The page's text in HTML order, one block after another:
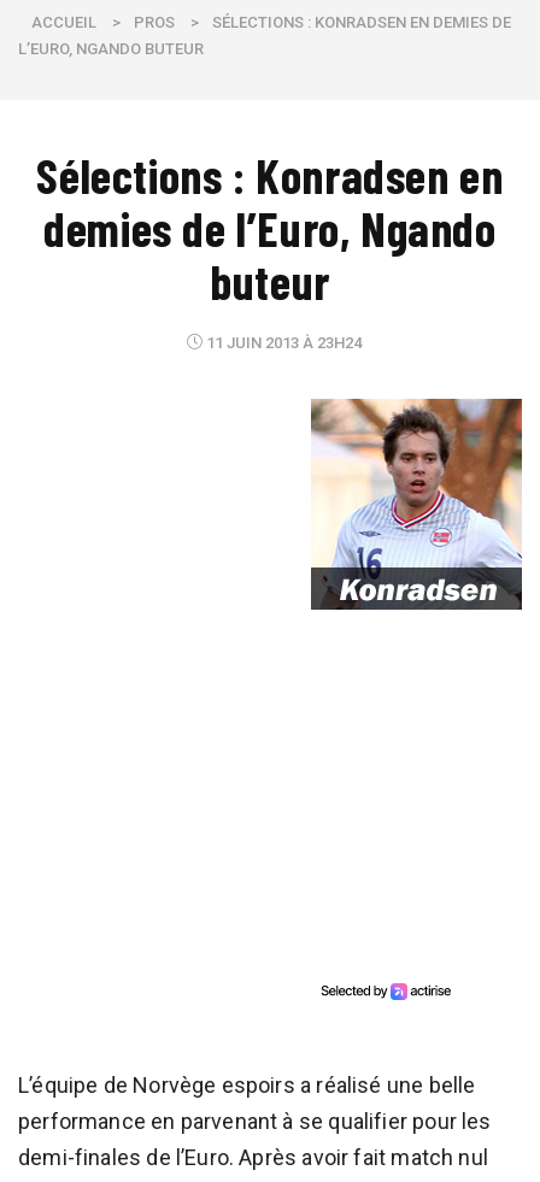
ACCUEIL > PROS >
SÉLECTIONS : KONRADSEN EN DEMIES DE
L’EURO, NGANDO BUTEUR
Sélections : Konradsen en
demies de l’Euro, Ngando
buteur
11 JUIN 2013 À 23H24
L’équipe de Norvège espoirs a réalisé une belle
performance en parvenant à se qualifier pour les
demi-finales de l’Euro. Après avoir fait match nul